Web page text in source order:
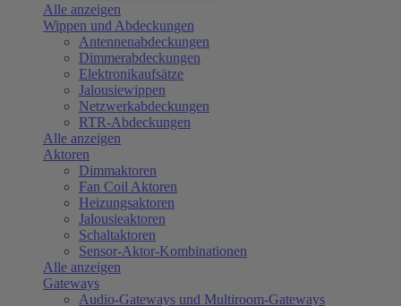
Alle anzeigen
Wippen und Abdeckungen
Antennenabdeckungen
Dimmerabdeckungen
Elektronikaufsätze
Jalousiewippen
Netzwerkabdeckungen
RTR-Abdeckungen
Alle anzeigen
Aktoren
Dimmaktoren
Fan Coil Aktoren
Heizungsaktoren
Jalousieaktoren
Schaltaktoren
Sensor-Aktor-Kombinationen
Alle anzeigen
Gateways
Audio-Gateways und Multiroom-Gateways